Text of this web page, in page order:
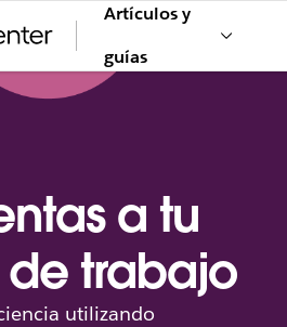
Artículos y
guías
a tu
trabajo
utilizando